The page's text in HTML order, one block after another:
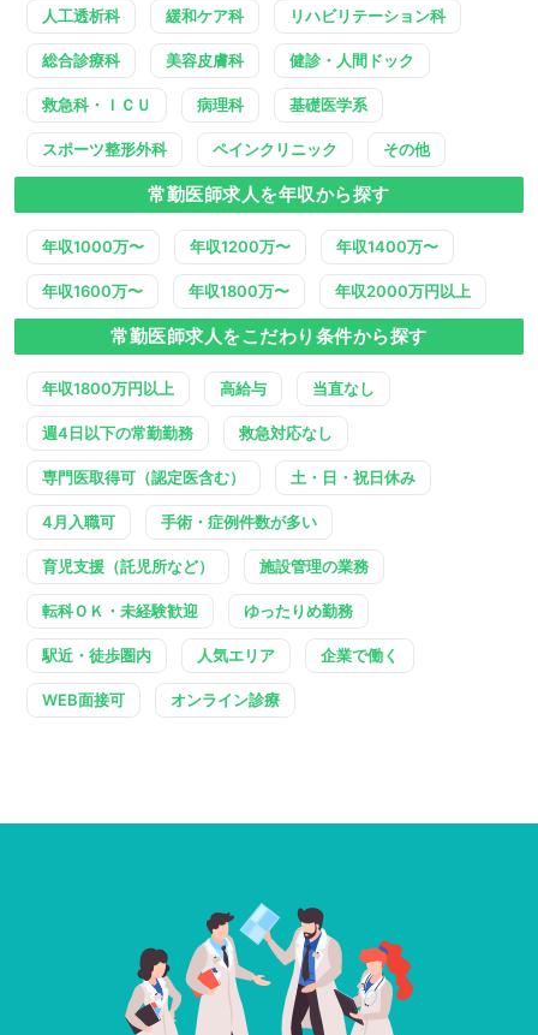
人工透析科 緩和ケア科 リハビリテーション科
総合診療科 美容皮膚科 健診・人間ドック
救急科・ＩＣＵ 病理科 基礎医学系
スポーツ整形外科 ペインクリニック その他
常勤医師求人を年収から探す
年収1000万〜 年収1200万〜 年収1400万〜
年収1600万〜 年収1800万〜 年収2000万円以上
常勤医師求人をこだわり条件から探す
年収1800万円以上 高給与 当直なし
週4日以下の常勤勤務 救急対応なし
専門医取得可（認定医含む） 土・日・祝日休み
4月入職可 手術・症例件数が多い
育児支援（託児所など） 施設管理の業務
転科ＯＫ・未経験歓迎 ゆったりめ勤務
駅近・徒歩圏内 人気エリア 企業で働く
WEB面接可 オンライン診療